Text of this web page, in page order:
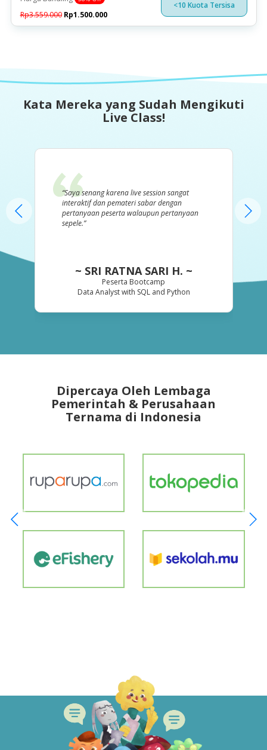
Rp3.559.000 Rp1.500.000
<10 Kuota Tersisa
Kata Mereka yang Sudah Mengikuti
Live Class!
“Saya senang karena live session sangat
interaktif dan pemateri sabar dengan
pertanyaan peserta walaupun pertanyaan
sepele.”
~ SRI RATNA SARI H. ~
Peserta Bootcamp
Data Analyst with SQL and Python
Dipercaya Oleh Lembaga
Pemerintah & Perusahaan
Ternama di Indonesia